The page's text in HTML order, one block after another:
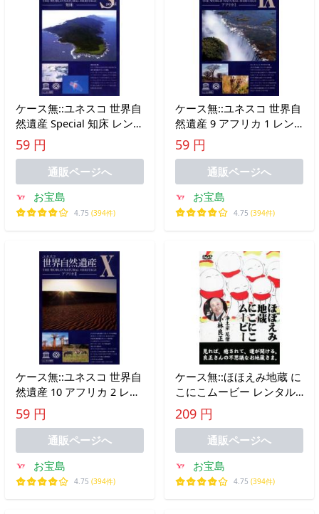
ケース無::ユネスコ 世界自
然遺産 Special 知床 レンタ
ル落ち 中古 DVD
59 円
通販ページへ
お宝島
4.75 (394件)
ケース無::ユネスコ 世界自
然遺産 9 アフリカ 1 レン
タル落ち 中古 DVD
59 円
通販ページへ
お宝島
4.75 (394件)
ケース無::ユネスコ 世界自
然遺産 10 アフリカ 2 レン
タル落ち 中古 DVD
59 円
通販ページへ
お宝島
4.75 (394件)
ケース無::ほほえみ地蔵 に
こにこムービー レンタル
落ち 中古 DVD
209 円
通販ページへ
お宝島
4.75 (394件)